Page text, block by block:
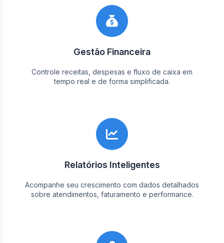
Gestão Financeira
Controle receitas, despesas e fluxo de caixa em
tempo real e de forma simplificada.
Relatórios Inteligentes
Acompanhe seu crescimento com dados detalhados
sobre atendimentos, faturamento e performance.